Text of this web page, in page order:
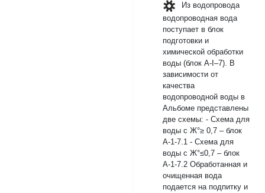
Из водопровода
водопроводная вода
поступает в блок
подготовки и
химической обработки
воды (блок А-I–7). В
зависимости от
качества
водопроводной воды в
Альбоме представлены
две схемы: - Схема для
воды с Ж°≥ 0,7 – блок
А-1-7.1 - Схема для
воды с Ж°≤0,7 – блок
А-1-7.2 Обработанная и
очищенная вода
подается на подпитку и